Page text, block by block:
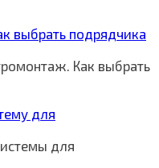
выбрать подрядчика
Как выбрать
для
для